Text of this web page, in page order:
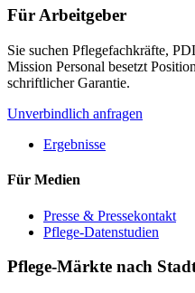
Für Arbeitgeber
Sie suchen Pflegefachkräfte,
Mission Personal besetzt
schriftlicher Garantie.
Unverbindlich anfragen
Ergebnisse
Für Medien
Presse & Pressekontakt
Pflege-Datenstudien
Pflege-Märkte nach